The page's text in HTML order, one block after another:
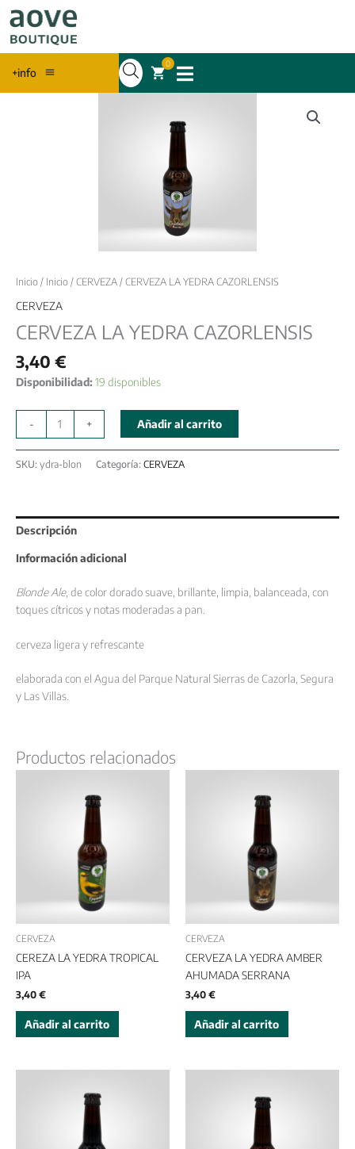
+info
0
Inicio/ Inicio/CERVEZA/ CERVEZA LA YEDRA CAZORLENSIS
CERVEZA
CERVEZA LA YEDRA CAZORLENSIS
3,40 €
Disponibilidad:19 disponibles
- + Añadir al carrito
SKU:ydra-blon Categoría:CERVEZA
Descripción
Información adicional
Blonde Ale, de color dorado suave, brillante, limpia, balanceada, con
toques cítricos y notas moderadas a pan.
cerveza ligera y refrescante
elaborada con el Agua del Parque Natural Sierras de Cazorla, Segura
y Las Villas.
Productos relacionados
CERVEZA
CEREZA LA YEDRA TROPICAL
IPA
3,40€
Añadir al carrito
CERVEZA
CERVEZA LA YEDRA AMBER
AHUMADA SERRANA
3,40€
Añadir al carrito